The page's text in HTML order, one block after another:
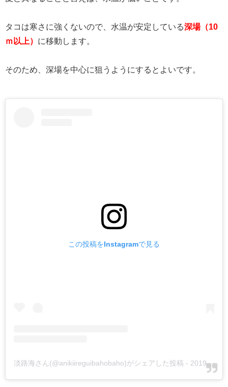
タコは寒さに強くないので、水温が安定している深場（10
ｍ以上） に移動します。
そのため、深場を中心に狙うようにするとよいです。
この投稿をInstagramで見る
淡路海さん(@anikiireguibahobaho)がシェアした投稿 - 2019年 7月月28日午前12時02分PDT